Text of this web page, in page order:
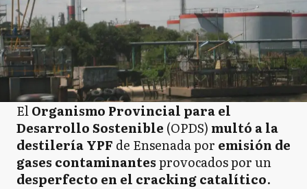
ElOrganismo Provincial para el
Desarrollo Sostenible (OPDS) multó a la
destilería YPF de Ensenada por emisión de
gases contaminantesprovocados por un
desperfecto en el cracking catalítico.